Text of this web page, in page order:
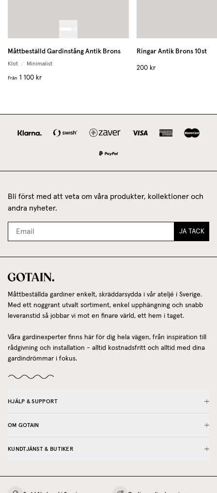
Måttbeställd Gardinstång Antik Brons
Klot / Minimalist
Från 1 100 kr
Ringar Antik Brons 10st
200 kr
Bli först med att veta om våra produkter, kollektioner och
andra nyheter.
JA TACK
Måttbeställda gardiner enkelt, skräddarsydda i vår ateljé i Sverige.
Med ett noggrant utvalt sortiment, enkel upphängning och snabb
leveranstid så jobbar vi mot en finare värld, ett hem i taget.
Våra gardinexperter finns här för dig hela vägen, från inspiration till
rådgivning och installation - alltid kostnadsfritt och alltid med dina
gardindrömmar i fokus.
HJÄLP & SUPPORT
OM GOTAIN
KUNDTJÄNST & BUTIKER